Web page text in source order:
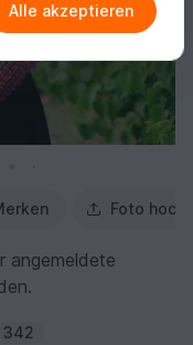
Foto
angemeldete
342
Alle akzeptieren